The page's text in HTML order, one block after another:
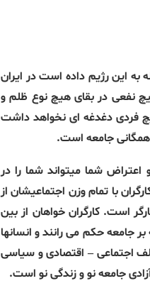
ناشی از قدرت و توانایی های او نیست، بلکه این پراکندگی و تفرقهٔ ما است که عمر ۱۱ساله به این رژیم داده است در ایران
نفعی در بقای هیچ نوع ظلم و
فردی دغدغه ای نخواهد داشت
همگانی جامعه است.
اعتراض شما میتواند شما را در
با تمام وزن اجتماعیشان از
است. کارگران خواهان از بین
جامعه حکم می رانند و انسانها
اجتماعی – اقتصادی و سیاسی
جامعه نو و زندگی نو است.